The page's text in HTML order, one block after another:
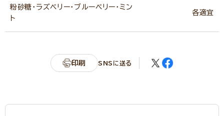
粉砂糖・ラズベリー・ブルーベリー・ミン
ト
各適宜
印刷 SNSに送る